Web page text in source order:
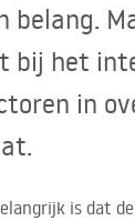
bij het
in
is dat